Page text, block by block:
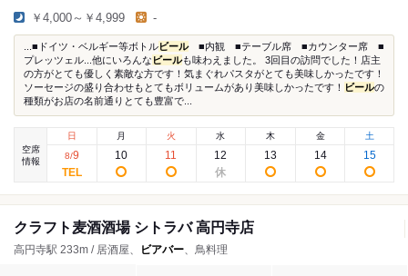
￥4,000～￥4,999 -
...■ドイツ・ベルギー等ボトル ビール■内観 ■テーブル席 ■カウンター席 ■
プレッツェル...他にいろんな ビールも味わえました。 3回目の訪問でした！店主
の方がとても優しく素敵な方です！気まぐれパスタがとても美味しかったです！
ソーセージの盛り合わせもとてもボリュームがあり美味しかったです！
ビールの
種類がお店の名前通りとても豊富で...
空席
情報
日
8/9
月
10
火
11
水
12
木
13
金
14
土
15
クラフト麦酒酒場 シトラバ 高円寺店
高円寺駅 233m / 居酒屋、 ビアバー、鳥料理